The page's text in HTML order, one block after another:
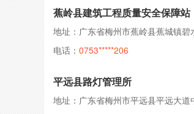
蕉岭县建筑工程质量安全保障站
地址：广东省梅州市蕉岭县蕉城镇碧
电话： 0753*****206
平远县路灯管理所
地址：广东省梅州市平远县平远大道